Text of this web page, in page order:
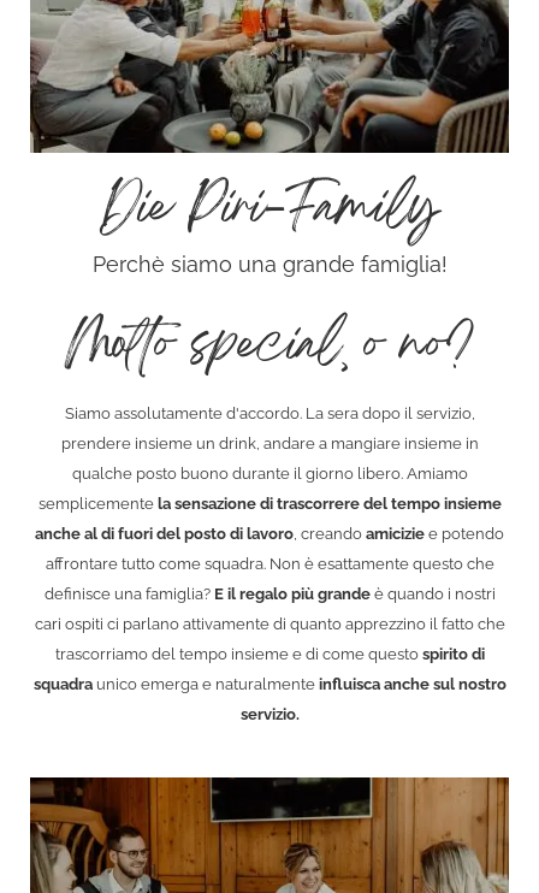
Die Piri-Family
Perchè siamo una grande famiglia!
Molto special, o no?
Siamo assolutamente d'accordo. La sera dopo il servizio,
prendere insieme un drink, andare a mangiare insieme in
qualche posto buono durante il giorno libero. Amiamo
semplicementela sensazione di trascorrere del tempo insieme
anche al di fuori del posto di lavoro, creando amicizie e potendo
affrontare tutto come squadra. Non è esattamente questo che
definisce una famiglia? E il regalo più grandeè quando i nostri
cari ospiti ci parlano attivamente di quanto apprezzino il fatto che
trascorriamo del tempo insieme e di come questospirito di
squadraunico emerga e naturalmenteinfluisca anche sul nostro
servizio.